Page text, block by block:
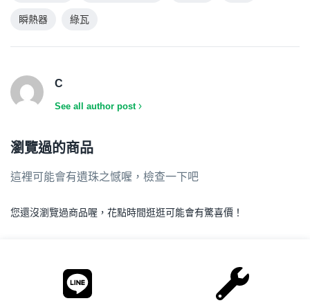
瞬熱器 綠瓦
C
See all author post
瀏覽過的商品
這裡可能會有遺珠之憾喔，檢查一下吧
您還沒瀏覽過商品喔，花點時間逛逛可能會有驚喜價！